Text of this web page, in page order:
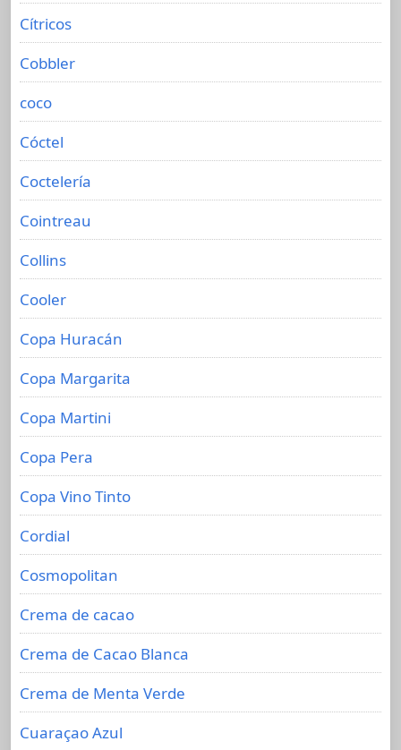
Cítricos
Cobbler
coco
Cóctel
Coctelería
Cointreau
Collins
Cooler
Copa Huracán
Copa Margarita
Copa Martini
Copa Pera
Copa Vino Tinto
Cordial
Cosmopolitan
Crema de cacao
Crema de Cacao Blanca
Crema de Menta Verde
Cuaraçao Azul